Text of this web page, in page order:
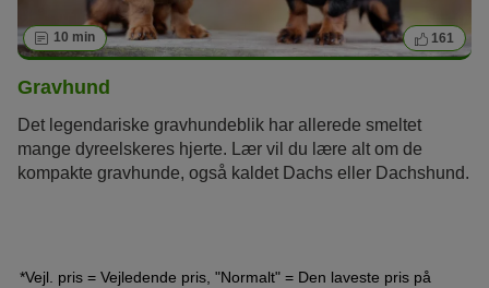
10 min 161
Gravhund
Det legendariske gravhundeblik har allerede smeltet
mange dyreelskeres hjerte. Lær vil du lære alt om de
kompakte gravhunde, også kaldet Dachs eller Dachshund.
*Vejl. pris = Vejledende pris, "Normalt" = Den laveste pris på